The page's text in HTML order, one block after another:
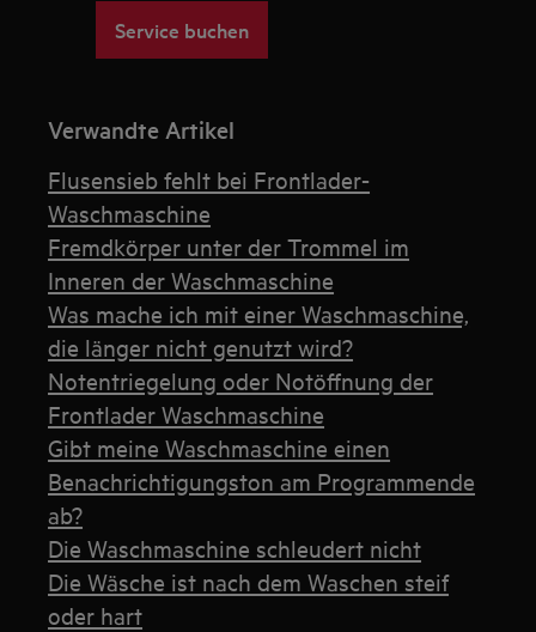
Service buchen
Verwandte Artikel
Flusensieb fehlt bei Frontlader-
Waschmaschine
Fremdkörper unter der Trommel im
Inneren der Waschmaschine
Was mache ich mit einer Waschmaschine,
die länger nicht genutzt wird?
Notentriegelung oder Notöffnung der
Frontlader Waschmaschine
Gibt meine Waschmaschine einen
Benachrichtigungston am Programmende
ab?
Die Waschmaschine schleudert nicht
Die Wäsche ist nach dem Waschen steif
oder hart